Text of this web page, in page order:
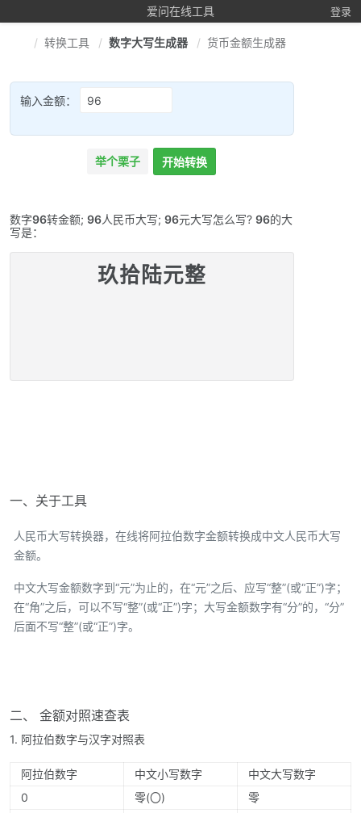
爱问在线工具 登录
转换工具 数字大写生成器 货币金额生成器
输入金额：
举个栗子 开始转换
数字96转金额; 96人民币大写; 96元大写怎么写? 96的大
写是：
玖拾陆元整
一、关于工具
人民币大写转换器，在线将阿拉伯数字金额转换成中文人民币大写
金额。
中文大写金额数字到“元”为止的，在“元”之后、应写“整”(或“正”)字；
在“角”之后，可以不写“整”(或“正”)字；大写金额数字有“分”的，“分”
后面不写“整”(或“正”)字。
二、 金额对照速查表
1. 阿拉伯数字与汉字对照表
阿拉伯数字 中文小写数字
中文大写数字
0
零(〇)
零